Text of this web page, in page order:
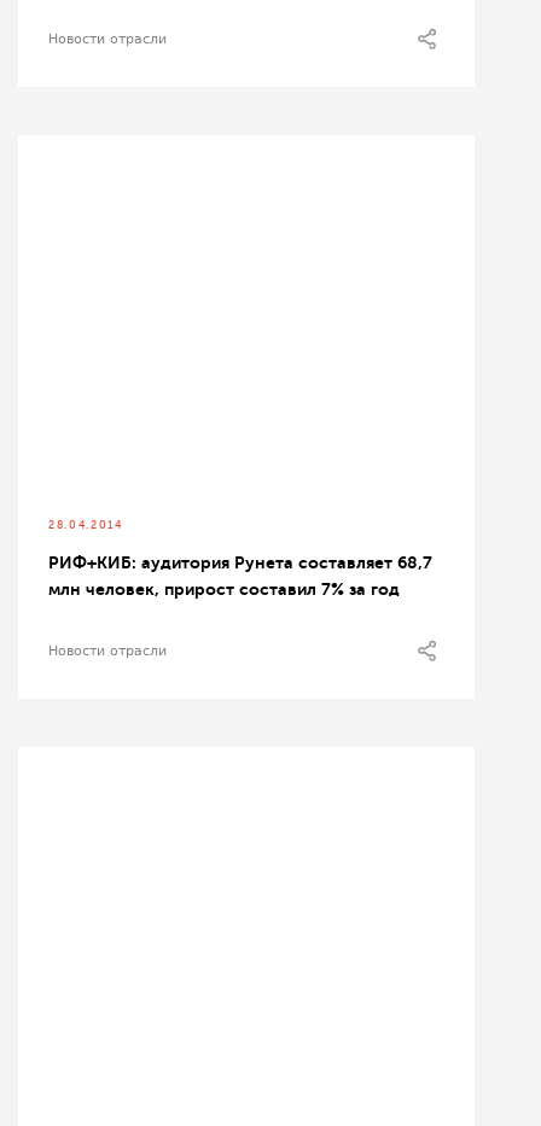
Новости отрасли
28.04.2014
РИФ+КИБ: аудитория Рунета составляет 68,7
млн человек, прирост составил 7% за год
Новости отрасли